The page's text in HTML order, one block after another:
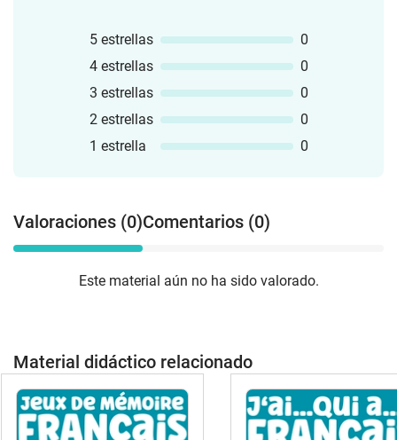
5 estrellas
0
4 estrellas
0
3 estrellas
0
2 estrellas
0
1 estrella
0
Valoraciones (0)Comentarios (0)
Este material aún no ha sido valorado.
Material didáctico relacionado